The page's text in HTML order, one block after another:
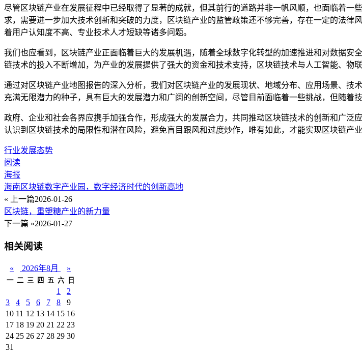
尽管区块链产业在发展征程中已经取得了显著的成就，但其前行的道路并非一帆风顺，也面临着
求，需要进一步加大技术创新和突破的力度，区块链产业的监管政策还不够完善，存在一定的法
着用户认知度不高、专业技术人才短缺等诸多问题。
我们也应看到，区块链产业正面临着巨大的发展机遇，随着全球数字化转型的加速推进和对数据
链技术的投入不断增加，为产业的发展提供了强大的资金和技术支持，区块链技术与人工智能、物
通过对区块链产业地图报告的深入分析，我们对区块链产业的发展现状、地域分布、应用场景、
充满无限潜力的种子，具有巨大的发展潜力和广阔的创新空间，尽管目前面临着一些挑战，但随着
政府、企业和社会各界应携手加强合作，形成强大的发展合力，共同推动区块链技术的创新和广
认识到区块链技术的局限性和潜在风险，避免盲目跟风和过度炒作，唯有如此，才能实现区块链产
行业发展态势
阅读
海报
海南区块链数字产业园，数字经济时代的创新高地
« 上一篇2026-01-26
区块链，重塑糖产业的新力量
下一篇 »2026-01-27
相关阅读
« 2026年8月 »
一 二 三 四 五 六 日
1
2
3
4 5 6 7 8
9
10 11 12 13 14 15 16
17 18 19 20 21 22 23
24 25 26 27 28 29 30
31